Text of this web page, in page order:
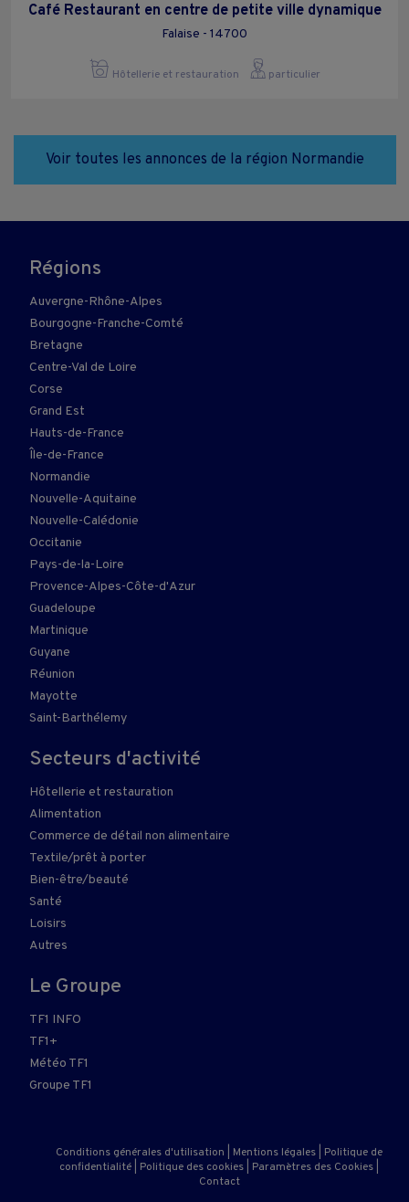
Café Restaurant en centre de petite ville dynamique
Falaise - 14700
Hôtellerie et restauration particulier
Voir toutes les annonces de la région Normandie
Régions
Auvergne-Rhône-Alpes
Bourgogne-Franche-Comté
Bretagne
Centre-Val de Loire
Corse
Grand Est
Hauts-de-France
Île-de-France
Normandie
Nouvelle-Aquitaine
Nouvelle-Calédonie
Occitanie
Pays-de-la-Loire
Provence-Alpes-Côte-d'Azur
Guadeloupe
Martinique
Guyane
Réunion
Mayotte
Saint-Barthélemy
Secteurs d'activité
Hôtellerie et restauration
Alimentation
Commerce de détail non alimentaire
Textile/prêt à porter
Bien-être/beauté
Santé
Loisirs
Autres
Le Groupe
TF1 INFO
TF1+
Météo TF1
Groupe TF1
Conditions générales d'utilisation Mentions légales
Politique de
confidentialité
Politique des cookies Paramètres des Cookies
Contact